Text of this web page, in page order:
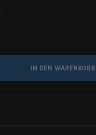
IN DEN WARENKORB